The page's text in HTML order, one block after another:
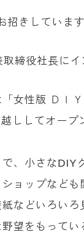
きしていま
締役社長に
女性版 ＤＩ
ししてオー
、小さな
ョップなど
などいろい
望をもって